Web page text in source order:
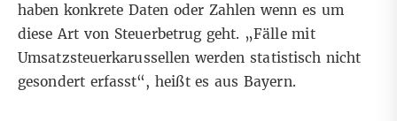
haben konkrete Daten oder Zahlen wenn es um
diese Art von Steuerbetrug geht. „Fälle mit
Umsatzsteuerkarussellen werden statistisch nicht
gesondert erfasst“, heißt es aus Bayern.